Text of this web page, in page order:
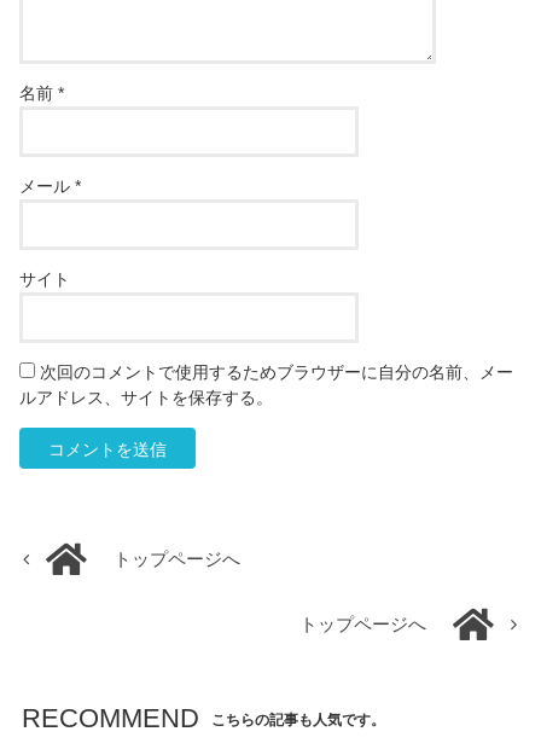
名前*
メール*
サイト
次回のコメントで使用するためブラウザーに自分の名前、メー
ルアドレス、サイトを保存する。
トップページへ
トップページへ
RECOMMEND こちらの記事も人気です。